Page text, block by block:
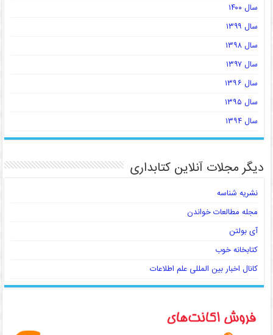
سال ۱۴۰۰
سال ۱۳۹۹
سال ۱۳۹۸
سال ۱۳۹۷
سال ۱۳۹۶
سال ۱۳۹۵
سال ۱۳۹۴
دیگر مجلات آنلاین کتابداری
نشریه شناسه
مجله مطالعات خواندن
آی بولتن
کتابخانه خوب
کانال اخبار بین المللی علم اطلاعات